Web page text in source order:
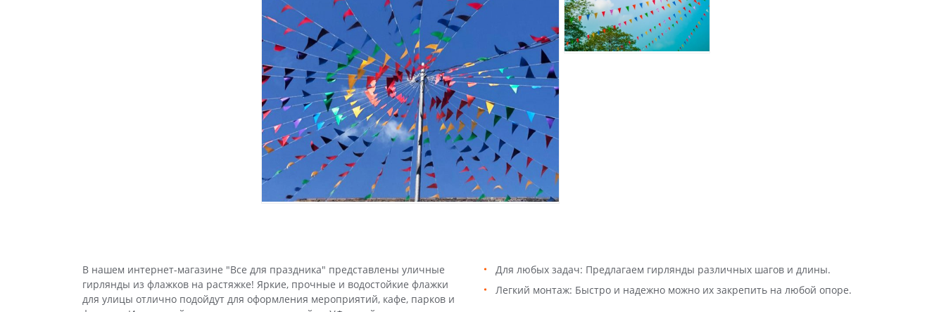
В нашем интернет-магазине "Все для праздника" представлены уличные
гирлянды из флажков на растяжке! Яркие, прочные и водостойкие флажки
для улицы отлично подойдут для оформления мероприятий, кафе, парков и
Для любых задач: Предлагаем гирлянды различных шагов и длины.
Легкий монтаж: Быстро и надежно можно их закрепить на любой опоре.